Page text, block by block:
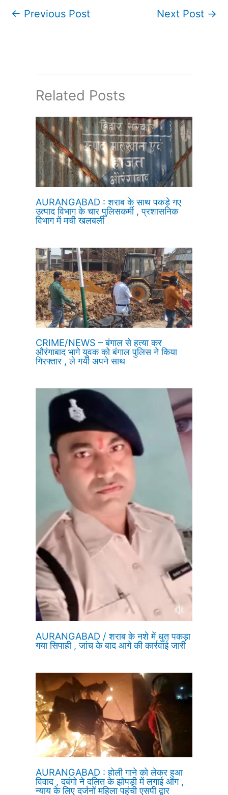
← Previous Post Next Post →
Related Posts
AURANGABAD : शराब के साथ पकड़े गए
उत्पाद विभाग के चार पुलिसकर्मी , प्रशासनिक
विभाग में मची खलबली
CRIME/NEWS – बंगाल से हत्या कर
औरंगाबाद भागे युवक को बंगाल पुलिस ने किया
गिरफ्तार , ले गयी अपने साथ
AURANGABAD / शराब के नशे में धुत पकड़ा
गया सिपाही , जांच के बाद आगे की कार्रवाई जारी
AURANGABAD : होली गाने को लेकर हुआ
विवाद , दबंगो ने दलित के झोपड़ी में लगाई आग ,
न्याय के लिए दर्जनों महिला पहुंची एसपी द्वार